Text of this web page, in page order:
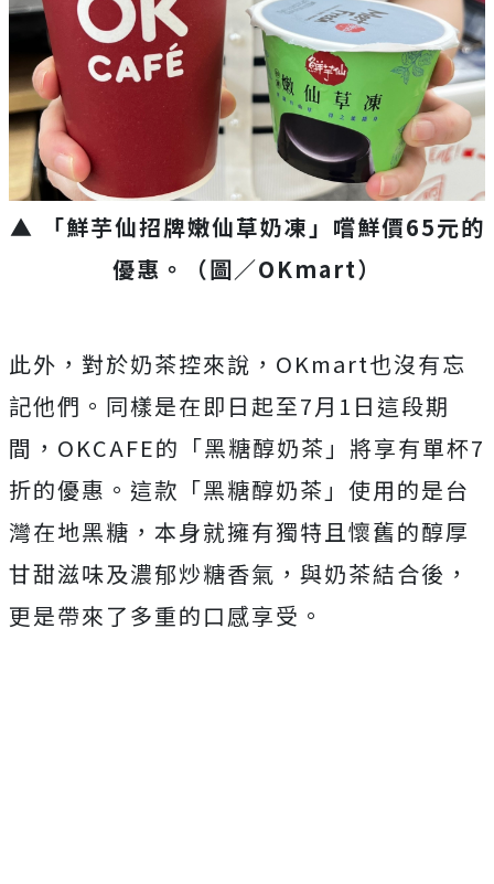
▲ 「鮮芋仙招牌嫩仙草奶凍」嚐鮮價65元的
優惠。
（圖／OKmart）
此外，對於奶茶控來說，OKmart也沒有忘
記他們。同樣是在即日起至7月1日這段期
間，OKCAFE的「黑糖醇奶茶」將享有單杯7
折的優惠。這款「黑糖醇奶茶」使用的是台
灣在地黑糖，本身就擁有獨特且懷舊的醇厚
甘甜滋味及濃郁炒糖香氣，與奶茶結合後，
更是帶來了多重的口感享受。